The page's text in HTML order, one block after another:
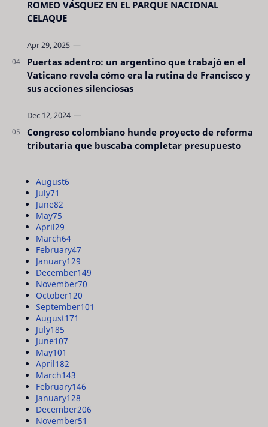
ROMEO VÁSQUEZ EN EL PARQUE NACIONAL
CELAQUE
Puertas adentro: un argentino que trabajó en el
Vaticano revela cómo era la rutina de Francisco y
sus acciones silenciosas
Congreso colombiano hunde proyecto de reforma
tributaria que buscaba completar presupuesto
August6
July71
June82
May75
April29
March64
February47
January129
December149
November70
October120
September101
August171
July185
June107
May101
April182
March143
February146
January128
December206
November51